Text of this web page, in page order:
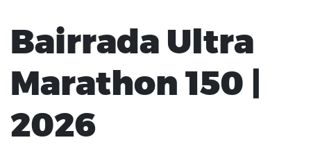
Bairrada Ultra
Marathon 150 |
2026